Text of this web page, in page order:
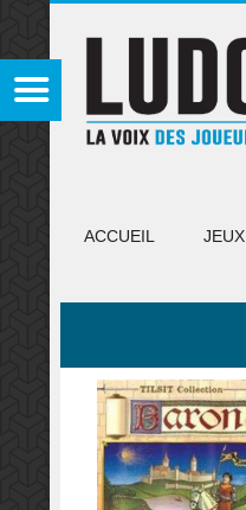
ACCUEIL JEUX